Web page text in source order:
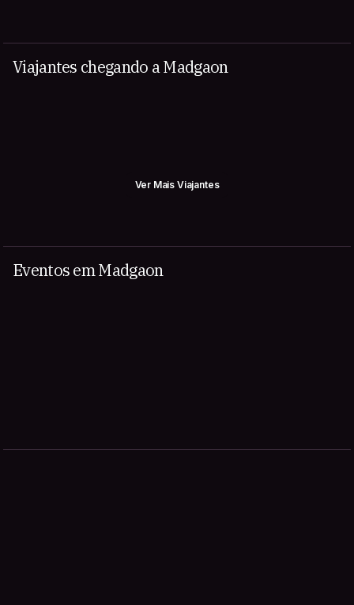
Viajantes chegando a Madgaon
Ver Mais Viajantes
Eventos em Madgaon